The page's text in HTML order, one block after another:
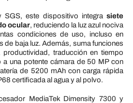
SGS, este dispositivo integrasiete
ocular, reduciendo la luz azul nociva
condiciones de uso, incluso en
de baja luz. Además, suma funciones
traducción en tiempo
a una potente cámara de 50 MP con
de 5200 mAh con carga rápida
certificada al agua y al polvo.
MediaTek Dimensity 7300 y